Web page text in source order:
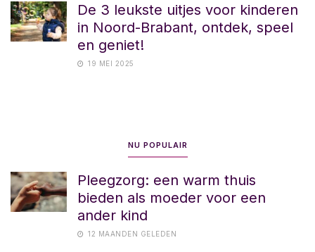
De 3 leukste uitjes voor kinderen
in Noord-Brabant, ontdek, speel
en geniet!
19 MEI 2025
NU POPULAIR
Pleegzorg: een warm thuis
bieden als moeder voor een
ander kind
12 MAANDEN GELEDEN